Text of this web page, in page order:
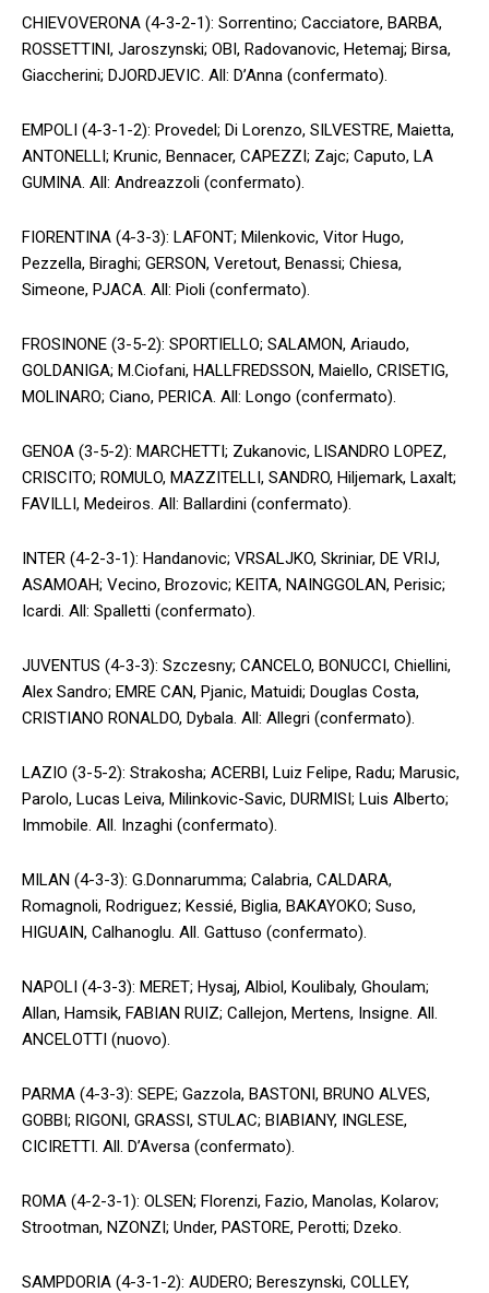
CHIEVOVERONA (4-3-2-1): Sorrentino; Cacciatore, BARBA,
ROSSETTINI, Jaroszynski; OBI, Radovanovic, Hetemaj; Birsa,
Giaccherini; DJORDJEVIC. All: D’Anna (confermato).
EMPOLI (4-3-1-2): Provedel; Di Lorenzo, SILVESTRE, Maietta,
ANTONELLI; Krunic, Bennacer, CAPEZZI; Zajc; Caputo, LA
GUMINA. All: Andreazzoli (confermato).
FIORENTINA (4-3-3): LAFONT; Milenkovic, Vitor Hugo,
Pezzella, Biraghi; GERSON, Veretout, Benassi; Chiesa,
Simeone, PJACA. All: Pioli (confermato).
FROSINONE (3-5-2): SPORTIELLO; SALAMON, Ariaudo,
GOLDANIGA; M.Ciofani, HALLFREDSSON, Maiello, CRISETIG,
MOLINARO; Ciano, PERICA. All: Longo (confermato).
GENOA (3-5-2): MARCHETTI; Zukanovic, LISANDRO LOPEZ,
CRISCITO; ROMULO, MAZZITELLI, SANDRO, Hiljemark, Laxalt;
FAVILLI, Medeiros. All: Ballardini (confermato).
INTER (4-2-3-1): Handanovic; VRSALJKO, Skriniar, DE VRIJ,
ASAMOAH; Vecino, Brozovic; KEITA, NAINGGOLAN, Perisic;
Icardi. All: Spalletti (confermato).
JUVENTUS (4-3-3): Szczesny; CANCELO, BONUCCI, Chiellini,
Alex Sandro; EMRE CAN, Pjanic, Matuidi; Douglas Costa,
CRISTIANO RONALDO, Dybala. All: Allegri (confermato).
LAZIO (3-5-2): Strakosha; ACERBI, Luiz Felipe, Radu; Marusic,
Parolo, Lucas Leiva, Milinkovic-Savic, DURMISI; Luis Alberto;
Immobile. All. Inzaghi (confermato).
MILAN (4-3-3): G.Donnarumma; Calabria, CALDARA,
Romagnoli, Rodriguez; Kessié, Biglia, BAKAYOKO; Suso,
HIGUAIN, Calhanoglu. All. Gattuso (confermato).
NAPOLI (4-3-3): MERET; Hysaj, Albiol, Koulibaly, Ghoulam;
Allan, Hamsik, FABIAN RUIZ; Callejon, Mertens, Insigne. All.
ANCELOTTI (nuovo).
PARMA (4-3-3): SEPE; Gazzola, BASTONI, BRUNO ALVES,
GOBBI; RIGONI, GRASSI, STULAC; BIABIANY, INGLESE,
CICIRETTI. All. D’Aversa (confermato).
ROMA (4-2-3-1): OLSEN; Florenzi, Fazio, Manolas, Kolarov;
Strootman, NZONZI; Under, PASTORE, Perotti; Dzeko.
SAMPDORIA (4-3-1-2): AUDERO; Bereszynski, COLLEY,